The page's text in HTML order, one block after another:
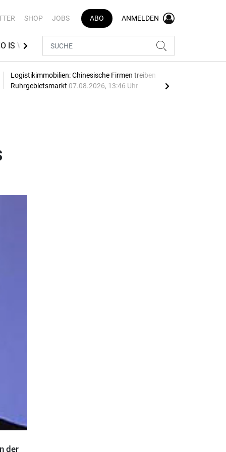
SHOP JOBS ABO ANMELDEN
IS WHO LOGISTIK BEST AZUBI
Logistikimmobilien: Chinesische Firmen treiben
Ruhrgebietsmarkt 07.08.2026, 13:46 Uhr
der